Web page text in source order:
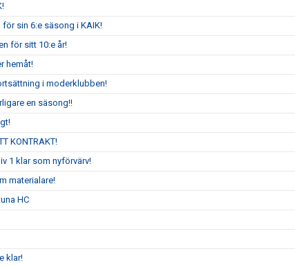
sin 6:e säsong i KAIK!
för sitt 10:e år!
hemåt!
i moderklubben!
en säsong!!
KONTRAKT!
1 klar som nyförvärv!
materialare!
HC
klar!